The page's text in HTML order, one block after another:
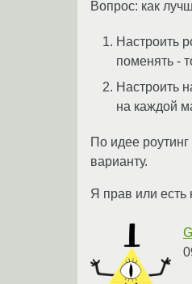
Вопрос: как
Настроить
поменять -
Настроить
на каждой
По идее
варианту.
Я прав или есть